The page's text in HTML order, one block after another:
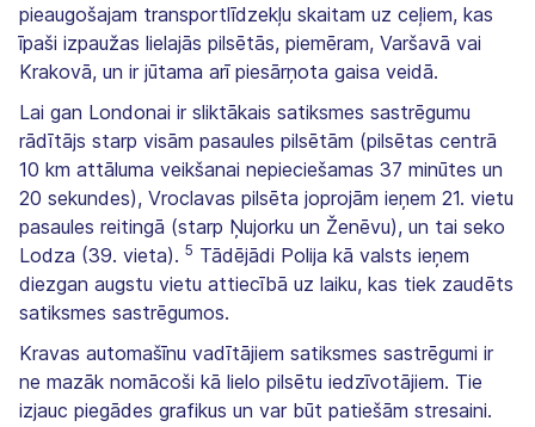
pieaugošajam transportlīdzekļu skaitam uz ceļiem, kas
īpaši izpaužas lielajās pilsētās, piemēram, Varšavā vai
Krakovā, un ir jūtama arī piesārņota gaisa veidā.
Lai gan Londonai ir sliktākais satiksmes sastrēgumu
rādītājs starp visām pasaules pilsētām (pilsētas centrā
10 km attāluma veikšanai nepieciešamas 37 minūtes un
20 sekundes), Vroclavas pilsēta joprojām ieņem 21. vietu
pasaules reitingā (starp Ņujorku un Ženēvu), un tai seko
Lodza (39. vieta). 5 Tādējādi Polija kā valsts ieņem
diezgan augstu vietu attiecībā uz laiku, kas tiek zaudēts
satiksmes sastrēgumos.
Kravas automašīnu vadītājiem satiksmes sastrēgumi ir
ne mazāk nomācoši kā lielo pilsētu iedzīvotājiem. Tie
izjauc piegādes grafikus un var būt patiešām stresaini.